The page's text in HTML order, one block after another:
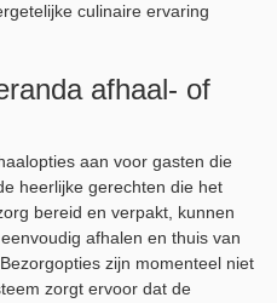
culinaire ervaring
afhaal- of
aan voor gasten die
heerlijke gerechten die het
bereid en verpakt, kunnen
afhalen en thuis van
zijn momenteel niet
zorgt ervoor dat de